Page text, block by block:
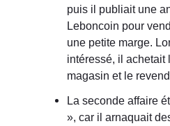
puis il publiait une
Leboncoin pour
une petite marge.
intéressé, il achetait
magasin et le
La seconde affaire
», car il arnaquait